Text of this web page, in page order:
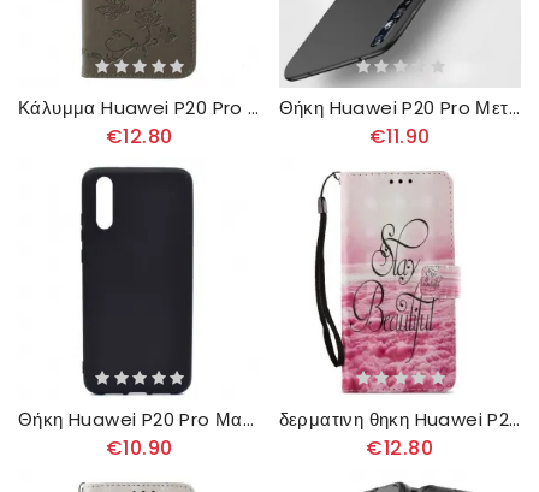
Κάλυμμα Huawei P20 Pro με κορδονι Λουράκι Για Πεταλούδες Και Λουλούδια
€12.80
Θήκη Huawei P20 Pro Μεταλλικό Εφέ
€11.90
Θήκη Huawei P20 Pro Ματ Μαλακή Σιλικόνη
€10.90
δερματινη θηκη Huawei P20 Pro Μείνετε Όμορφοι 3d
€12.80